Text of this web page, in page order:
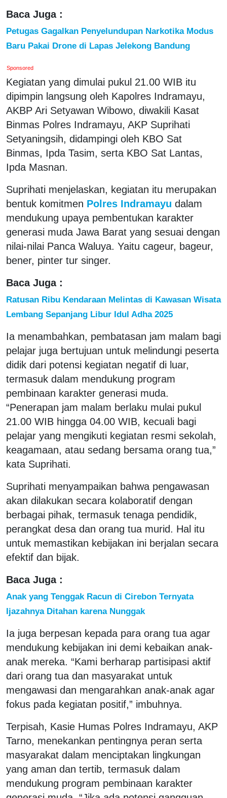
Baca Juga :
Petugas Gagalkan Penyelundupan Narkotika Modus
Baru Pakai Drone di Lapas Jelekong Bandung
Sponsored
Kegiatan yang dimulai pukul 21.00 WIB itu
dipimpin langsung oleh Kapolres Indramayu,
AKBP Ari Setyawan Wibowo, diwakili Kasat
Binmas Polres Indramayu, AKP Suprihati
Setyaningsih, didampingi oleh KBO Sat
Binmas, Ipda Tasim, serta KBO Sat Lantas,
Ipda Masnan.
Suprihati menjelaskan, kegiatan itu merupakan
bentuk komitmen Polres Indramayu dalam
mendukung upaya pembentukan karakter
generasi muda Jawa Barat yang sesuai dengan
nilai-nilai Panca Waluya. Yaitu cageur, bageur,
bener, pinter tur singer.
Baca Juga :
Ratusan Ribu Kendaraan Melintas di Kawasan Wisata
Lembang Sepanjang Libur Idul Adha 2025
Ia menambahkan, pembatasan jam malam bagi
pelajar juga bertujuan untuk melindungi peserta
didik dari potensi kegiatan negatif di luar,
termasuk dalam mendukung program
pembinaan karakter generasi muda.
“Penerapan jam malam berlaku mulai pukul
21.00 WIB hingga 04.00 WIB, kecuali bagi
pelajar yang mengikuti kegiatan resmi sekolah,
keagamaan, atau sedang bersama orang tua,”
kata Suprihati.
Suprihati menyampaikan bahwa pengawasan
akan dilakukan secara kolaboratif dengan
berbagai pihak, termasuk tenaga pendidik,
perangkat desa dan orang tua murid. Hal itu
untuk memastikan kebijakan ini berjalan secara
efektif dan bijak.
Baca Juga :
Anak yang Tenggak Racun di Cirebon Ternyata
Ijazahnya Ditahan karena Nunggak
Ia juga berpesan kepada para orang tua agar
mendukung kebijakan ini demi kebaikan anak-
anak mereka. “Kami berharap partisipasi aktif
dari orang tua dan masyarakat untuk
mengawasi dan mengarahkan anak-anak agar
fokus pada kegiatan positif,” imbuhnya.
Terpisah, Kasie Humas Polres Indramayu, AKP
Tarno, menekankan pentingnya peran serta
masyarakat dalam menciptakan lingkungan
yang aman dan tertib, termasuk dalam
mendukung program pembinaan karakter